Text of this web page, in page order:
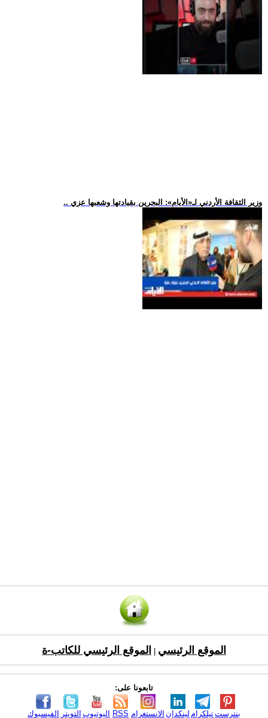
.. وزير الثقافة الأردني لـ«الأيام»: البحرين بقيادتها وشعبها عزي
الموقع الرئيسي الموقع الرئيسي للكاتب-ة
تابعونا على:
الفيسبوك التويتر اليوتيوب RSS الانستغرام لينكدإن تيلكرامبنترست